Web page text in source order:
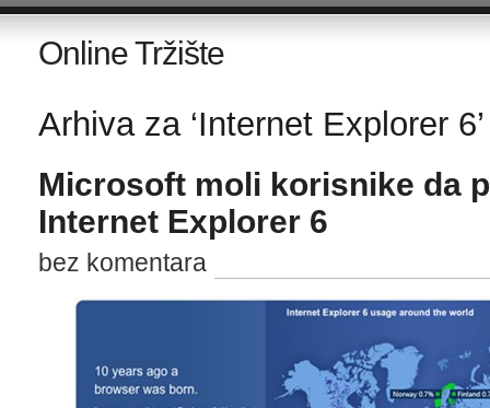
Online Tržište
Arhiva za ‘Internet Explorer
Microsoft moli korisnike da
Internet Explorer 6
bez komentara